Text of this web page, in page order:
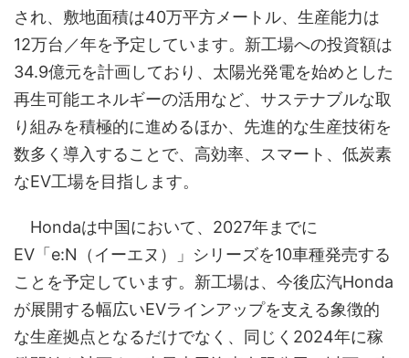
され、敷地面積は40万平方メートル、生産能力は
12万台／年を予定しています。新工場への投資額は
34.9億元を計画しており、太陽光発電を始めとした
再生可能エネルギーの活用など、サステナブルな取
り組みを積極的に進めるほか、先進的な生産技術を
数多く導入することで、高効率、スマート、低炭素
なEV工場を目指します。
Hondaは中国において、2027年までに
EV「e:N（イーエヌ）」シリーズを10車種発売する
ことを予定しています。新工場は、今後広汽Honda
が展開する幅広いEVラインアップを支える象徴的
な生産拠点となるだけでなく、同じく2024年に稼